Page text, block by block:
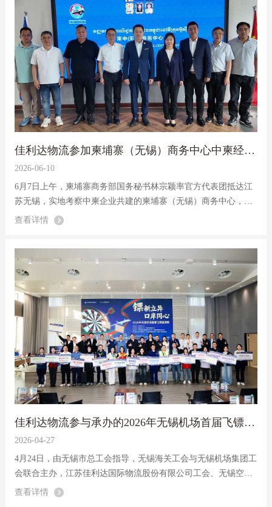
佳利达物流参加柬埔寨（无锡）商务中心中柬经贸合作专题座谈会
2026-06-10
6月7日上午，柬埔寨商务部国务秘书林宗颖率官方代表团抵达江
苏无锡，实地考察中柬企业共建的柬埔寨（无锡）商务中心，并
在东珠生态无锡园区开展中柬经贸合作专题座谈会。中柬两国政
查看详情
佳利达物流参与承办的2026年无锡机场首届飞镖邀请赛圆满落幕
2026-04-27
4月24日，由无锡市总工会指导，无锡海关工会与无锡机场集团工
会联合主办，江苏佳利达国际物流股份有限公司工会、无锡空港
物流有限公司工会共同承办，亚洲飞镖协会、江苏省飞镖运动协
查看详情